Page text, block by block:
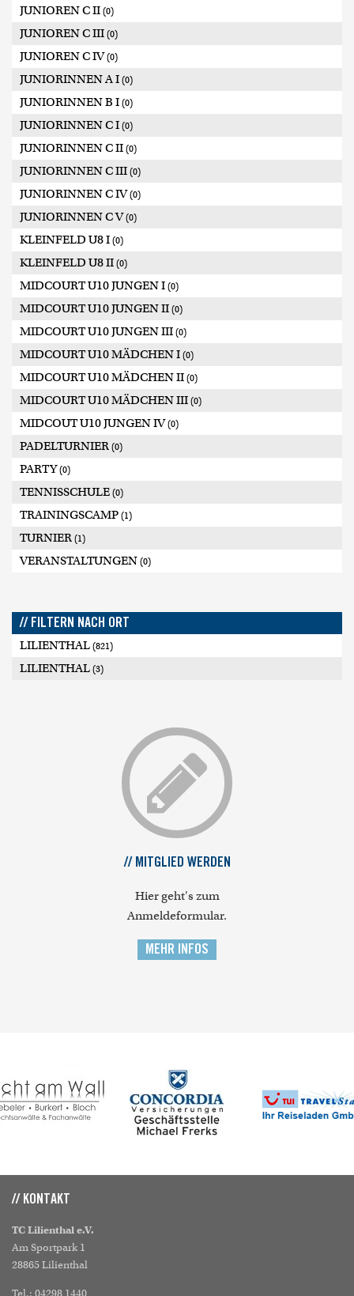
JUNIOREN C II (0)
JUNIOREN C III (0)
JUNIOREN C IV(0)
JUNIORINNEN A I (0)
JUNIORINNEN B I (0)
JUNIORINNEN C I (0)
JUNIORINNEN C II (0)
JUNIORINNEN C III (0)
JUNIORINNEN C IV(0)
JUNIORINNEN C V(0)
KLEINFELD U8 I (0)
KLEINFELD U8 II (0)
MIDCOURT U10 JUNGEN I (0)
MIDCOURT U10 JUNGEN II (0)
MIDCOURT U10 JUNGEN III (0)
MIDCOURT U10 MÄDCHEN I (0)
MIDCOURT U10 MÄDCHEN II (0)
MIDCOURT U10 MÄDCHEN III (0)
MIDCOUT U10 JUNGEN IV(0)
PADELTURNIER (0)
PARTY(0)
TENNISSCHULE (0)
TRAININGSCAMP (1)
TURNIER (1)
VERANSTALTUNGEN (0)
// FILTERN NACH ORT
LILIENTHAL (821)
LILIENTHAL (3)
// MITGLIED WERDEN
Hier geht's zum
Anmeldeformular.
MEHR INFOS
// KONTAKT
TC Lilienthal e.V.
Am Sportpark 1
28865 Lilienthal